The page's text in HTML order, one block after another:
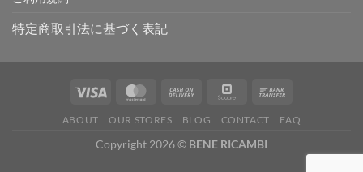
特定商取引法に基づく表記
ABOUT OUR STORES BLOG CONTACT FAQ
Copyright 2026 © BENE RICAMBI